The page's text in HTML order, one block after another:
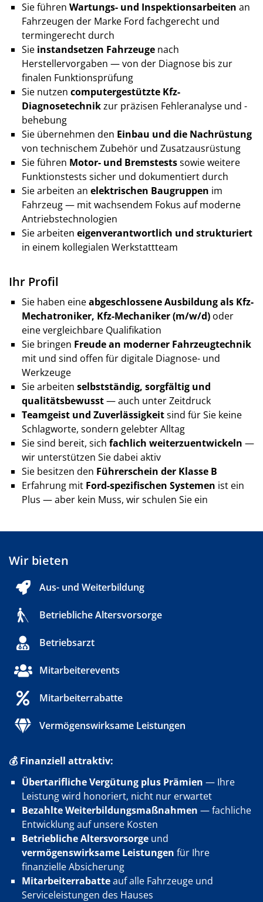
Sie führen Wartungs- und Inspektionsarbeiten an
Fahrzeugen der Marke Ford fachgerecht und
termingerecht durch
Sie instandsetzen Fahrzeuge nach
Herstellervorgaben — von der Diagnose bis zur
finalen Funktionsprüfung
Sie nutzen computergestützte Kfz-
Diagnosetechnikzur präzisen Fehleranalyse und -
behebung
Sie übernehmen den Einbau und die Nachrüstung
von technischem Zubehör und Zusatzausrüstung
Sie führen Motor- und Bremstestssowie weitere
Funktionstests sicher und dokumentiert durch
Sie arbeiten an elektrischen Baugruppen im
Fahrzeug — mit wachsendem Fokus auf moderne
Antriebstechnologien
Sie arbeiten eigenverantwortlich und strukturiert
in einem kollegialen Werkstattteam
Ihr Profil
Sie haben eineabgeschlossene Ausbildung als Kfz-
Mechatroniker, Kfz-Mechaniker (m/w/d) oder
eine vergleichbare Qualifikation
Sie bringen Freude an moderner Fahrzeugtechnik
mit und sind offen für digitale Diagnose- und
Werkzeuge
Sie arbeiten selbstständig, sorgfältig und
qualitätsbewusst— auch unter Zeitdruck
Teamgeist und Zuverlässigkeitsind für Sie keine
Schlagworte, sondern gelebter Alltag
Sie sind bereit, sich fachlich weiterzuentwickeln —
wir unterstützen Sie dabei aktiv
Sie besitzen den Führerschein der Klasse B
Erfahrung mit Ford-spezifischen Systemen ist ein
Plus — aber kein Muss, wir schulen Sie ein
Wir bieten
Aus- und Weiterbildung
Betriebliche Altersvorsorge
Betriebsarzt
Mitarbeiterevents
Mitarbeiterrabatte
Vermögenswirksame Leistungen
💰 Finanziell attraktiv:
Übertarifliche Vergütung plus Prämien — Ihre
Leistung wird honoriert, nicht nur erwartet
Bezahlte Weiterbildungsmaßnahmen — fachliche
Entwicklung auf unsere Kosten
Betriebliche Altersvorsorge und
vermögenswirksame Leistungen für Ihre
finanzielle Absicherung
Mitarbeiterrabatteauf alle Fahrzeuge und
Serviceleistungen des Hauses